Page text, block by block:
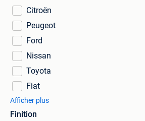
Citroën
Peugeot
Ford
Nissan
Toyota
Fiat
Afficher plus
Finition